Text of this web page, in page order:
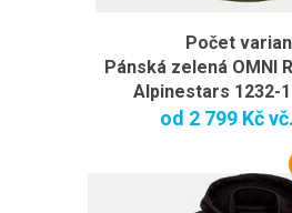
Počet
Pánská zelená OMNI
Alpinestars 1232-
od 2 799 Kč